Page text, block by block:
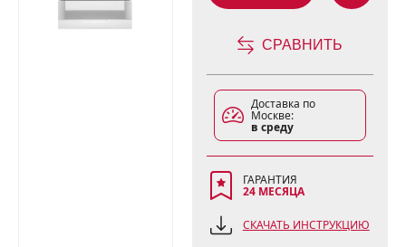
СРАВНИТЬ
Доставка по
Москве:
в среду
ГАРАНТИЯ
24 МЕСЯЦА
СКАЧАТЬ ИНСТРУКЦИЮ